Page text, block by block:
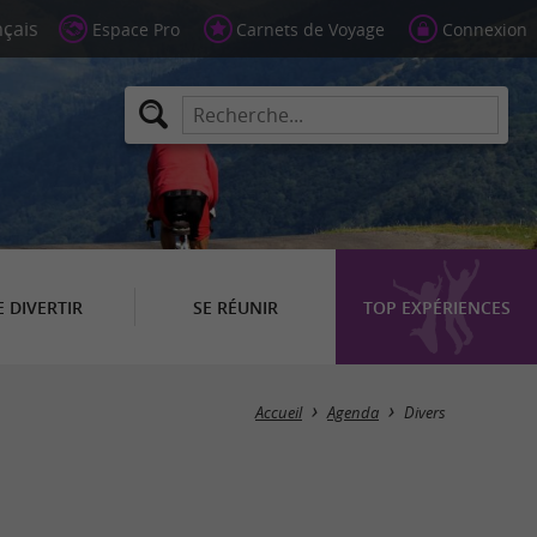
Espace Pro Carnets de Voyage Connexion
DIVERTIR SE RÉUNIR TOP EXPÉRIENCES
Masquer la carte
Accueil Agenda Divers